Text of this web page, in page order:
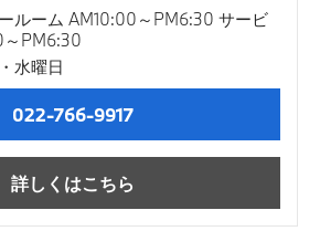
ルーム AM10:00～PM6:30 サービ
～PM6:30
水曜日
022-766-9917
詳しくはこちら